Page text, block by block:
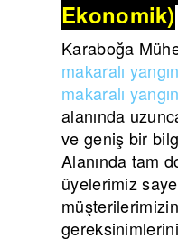
Ekonomik)
Karaboğa
makaralı
makaralı
alanında
ve geniş bir
Alanında tam
üyelerimiz